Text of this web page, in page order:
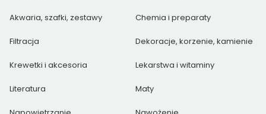
Akwaria, szafki, zestawy Chemia i preparaty
Filtracja Dekoracje, korzenie, kamienie
Krewetki i akcesoria Lekarstwa i witaminy
Literatura Maty